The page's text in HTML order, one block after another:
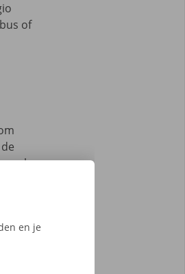
of
we
heel
en je